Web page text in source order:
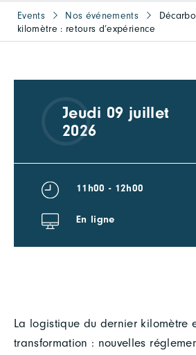
Events Nos événements
kilomètre : retours d’expérience
La logistique du dernier kilomètre
transformation : nouvelles
Jeudi 09 juillet
2026
11h00 - 12h00
En ligne